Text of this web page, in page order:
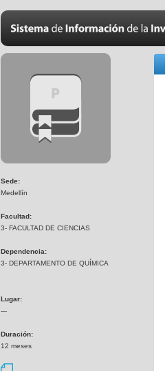
Sede:
Medellín
Facultad:
3- FACULTAD DE CIENCIAS
Dependencia:
3- DEPARTAMENTO DE QUÍMICA
Lugar:
---
Duración:
12 meses